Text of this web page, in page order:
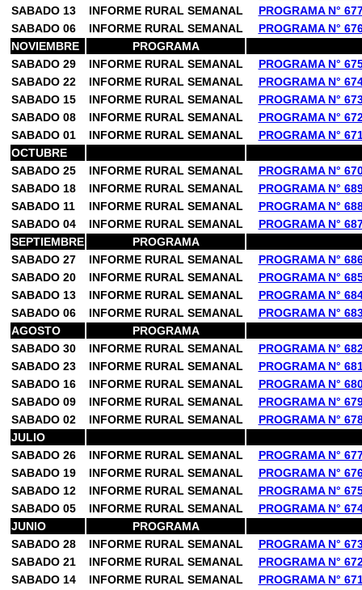
SABADO 13
INFORME RURAL SEMANAL
PROGRAMA N°
SABADO 06
INFORME RURAL SEMANAL
PROGRAMA N°
NOVIEMBRE
PROGRAMA
SABADO 29
INFORME RURAL SEMANAL
PROGRAMA N°
SABADO 22
INFORME RURAL SEMANAL
PROGRAMA N°
SABADO 15
INFORME RURAL SEMANAL
PROGRAMA N°
SABADO 08
INFORME RURAL SEMANAL
PROGRAMA N°
SABADO 01
INFORME RURAL SEMANAL
PROGRAMA N°
OCTUBRE
SABADO 25
INFORME RURAL SEMANAL
PROGRAMA N°
SABADO 18
INFORME RURAL SEMANAL
PROGRAMA N°
SABADO 11
INFORME RURAL SEMANAL
PROGRAMA N°
SABADO 04
INFORME RURAL SEMANAL
PROGRAMA N°
SEPTIEMBRE
PROGRAMA
SABADO 27
INFORME RURAL SEMANAL
PROGRAMA N°
SABADO 20
INFORME RURAL SEMANAL
PROGRAMA N°
SABADO 13
INFORME RURAL SEMANAL
PROGRAMA N°
SABADO 06
INFORME RURAL SEMANAL
PROGRAMA N°
AGOSTO
PROGRAMA
SABADO 30
INFORME RURAL SEMANAL
PROGRAMA N°
SABADO 23
INFORME RURAL SEMANAL
PROGRAMA N°
SABADO 16
INFORME RURAL SEMANAL
PROGRAMA N°
SABADO 09
INFORME RURAL SEMANAL
PROGRAMA N°
SABADO 02
INFORME RURAL SEMANAL
PROGRAMA N°
JULIO
SABADO 26
INFORME RURAL SEMANAL
PROGRAMA N°
SABADO 19
INFORME RURAL SEMANAL
PROGRAMA N°
SABADO 12
INFORME RURAL SEMANAL
PROGRAMA N°
SABADO 05
INFORME RURAL SEMANAL
PROGRAMA N°
JUNIO
PROGRAMA
SABADO 28
INFORME RURAL SEMANAL
PROGRAMA N°
SABADO 21
INFORME RURAL SEMANAL
PROGRAMA N°
SABADO 14
INFORME RURAL SEMANAL
PROGRAMA N°